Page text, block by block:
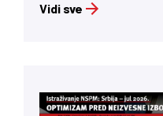
Vidi sve